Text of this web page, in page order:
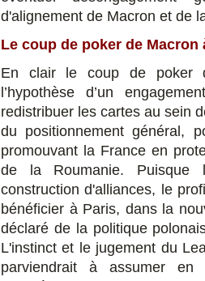
d'alignement de Macron et de
Le coup de poker de
En clair le coup de poker
l’hypothèse d’un
redistribuer les cartes au sein
du positionnement général,
promouvant la France en
de la Roumanie. Puisque
construction d'alliances, le
bénéficier à Paris, dans la
déclaré de la politique
L'instinct et le jugement du
parviendrait à assumer en